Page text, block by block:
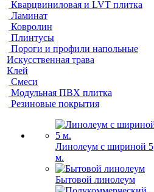
Кварцвиниловая и LVT плитка
Ламинат
Ковролин
Плинтусы
Пороги и профили напольные
Искусственная трава
Клей
Смеси
Модульная ПВХ плитка
Резиновые покрытия
Линолеум с шириной 5
м.
Бытовой линолеум